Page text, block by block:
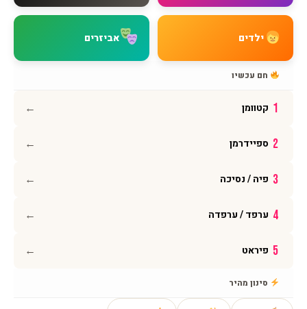
מדיניות משלוחים
מדיניות החזרות
מדיניות פרטיות
פייסבוק
וואטסאפ
© 2026 BMAGNIV · כל הזכויות שמורות · מותג ישראלי גאה
ילדים אביזרים
חם עכשיו
1 קטוומן ←
2 ספיידרמן ←
3 פיה / נסיכה ←
4 ערפד / ערפדה ←
5 פיראט ←
סינון מהיר